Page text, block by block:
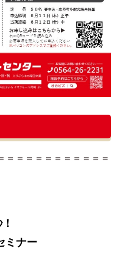
＝＝＝＝＝＝＝＝＝＝＝
ミナー